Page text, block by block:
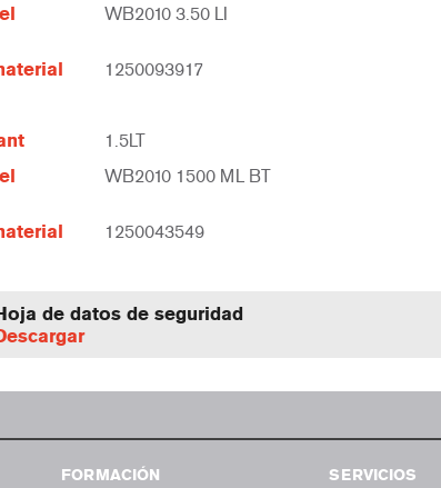
WB2010 3.50 LI
1250093917
1.5LT
WB2010 1500 ML BT
1250043549
de datos de seguridad
FORMACIÓN
SERVICIOS